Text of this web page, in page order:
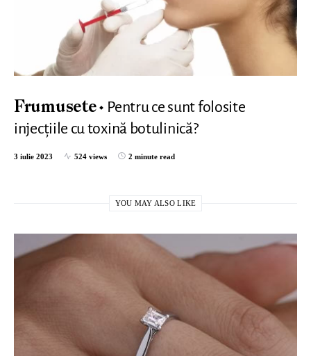
Frumusete
Pentru ce sunt folosite
injecțiile cu toxină botulinică?
3 iulie 2023 524 views 2 minute read
YOU MAY ALSO LIKE